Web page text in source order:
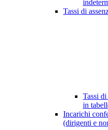
Tassi di
Tassi
in
Incarichi
(dirigenti e